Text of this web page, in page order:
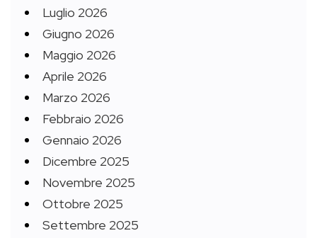
Luglio 2026
Giugno 2026
Maggio 2026
Aprile 2026
Marzo 2026
Febbraio 2026
Gennaio 2026
Dicembre 2025
Novembre 2025
Ottobre 2025
Settembre 2025